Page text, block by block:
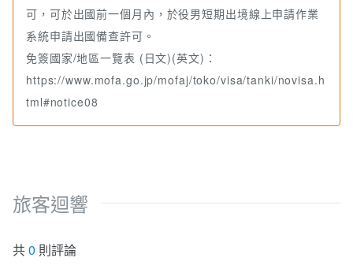
可，可於出國前一個月內，於役男短期出境線上申請作業
系統申請出國備查許可。
免簽國家/地區一覽表 (日文)(英文)：
https://www.mofa.go.jp/mofaj/toko/visa/tanki/novisa.h
tml#notice08
旅客迴響
共0 則評論